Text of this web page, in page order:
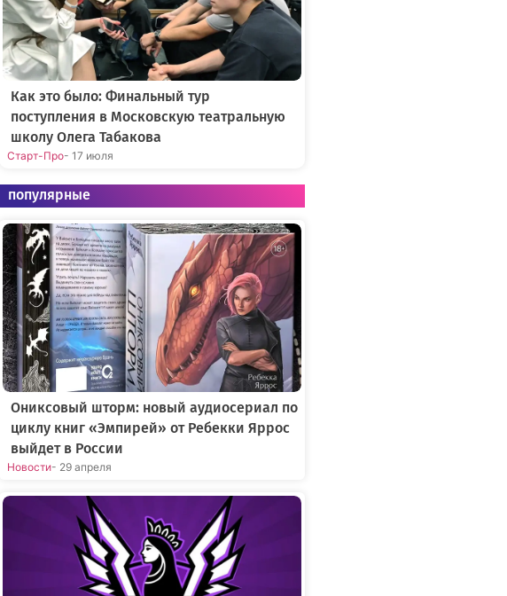
Как это было: Финальный тур
поступления в Московскую театральную
школу Олега Табакова
Старт-Про- 17 июля
популярные
Ониксовый шторм: новый аудиосериал по
циклу книг «Эмпирей» от Ребекки Яррос
выйдет в России
Новости- 29 апреля